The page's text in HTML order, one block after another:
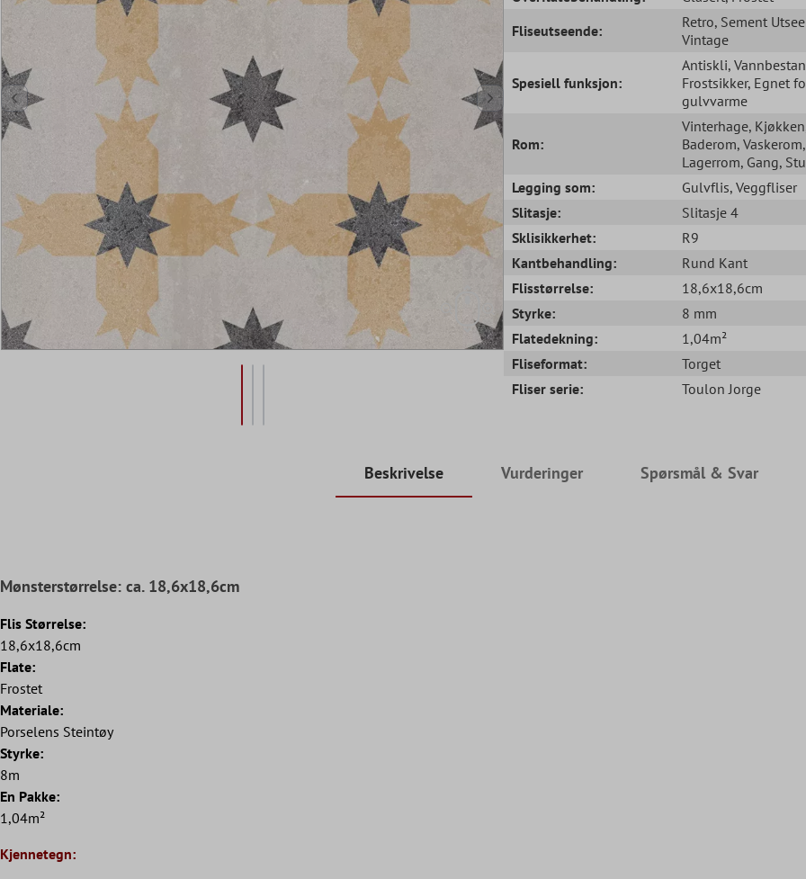
Fliseutseende:
Retro, Sement
Vintage
Spesiell funksjon:
Antiskli,
Frostsikker, Egnet
gulvvarme
Rom:
Vinterhage, Kjøkken
Baderom, Vaskerom,
Lagerrom, Gang,
Legging som:
Gulvflis, Veggfliser
Slitasje:
Slitasje 4
Sklisikkerhet:
R9
Kantbehandling:
Rund Kant
Flisstørrelse:
18,6x18,6cm
Styrke:
8 mm
Flatedekning:
1,04m²
Fliseformat:
Torget
Fliser serie:
Toulon Jorge
Beskrivelse Vurderinger Spørsmål & Svar
Mønsterstørrelse: ca. 18,6x18,6cm
Flis Størrelse:
18,6x18,6cm
Flate:
Frostet
Materiale:
Porselens Steintøy
Styrke:
8m
En Pakke:
1,04m²
Kjennetegn: